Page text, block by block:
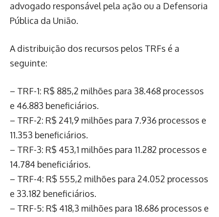
advogado responsável pela ação ou a Defensoria
Pública da União.
A distribuição dos recursos pelos TRFs é a
seguinte:
– TRF-1: R$ 885,2 milhões para 38.468 processos
e 46.883 beneficiários.
– TRF-2: R$ 241,9 milhões para 7.936 processos e
11.353 beneficiários.
– TRF-3: R$ 453,1 milhões para 11.282 processos e
14.784 beneficiários.
– TRF-4: R$ 555,2 milhões para 24.052 processos
e 33.182 beneficiários.
– TRF-5: R$ 418,3 milhões para 18.686 processos e